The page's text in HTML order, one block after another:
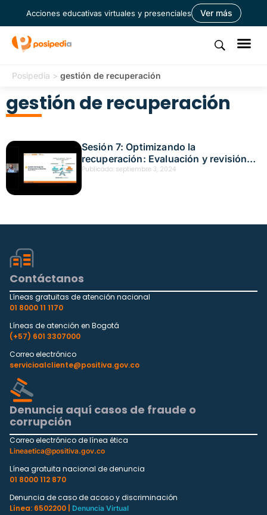
Acciones educativas virtuales y presenciales Ver más
Posipedia > gestión de recuperación
gestión de recuperación
Sesión 7: Optimizando la
recuperación: Evaluación y revisión
post-emergencia Fecha: septiembre 3,
Publicado: septiembre 3, 2024
Contáctanos
Líneas gratuitas de atención nacional
01 8000 11 1170
Líneas de atención en Bogotá
(+57) 601 3307000
Correo electrónico
servicioalcliente@positiva.gov.co
Denuncia aquí casos de fraude o
corrupción
Correo electrónico de línea ética
Lineaetica@positiva.gov.co
Línea gratuita nacional de denuncia
01 8000 112 870
Denuncia de caso de acoso y discriminación
Línea: 6502200 |
Denuncia Virtual